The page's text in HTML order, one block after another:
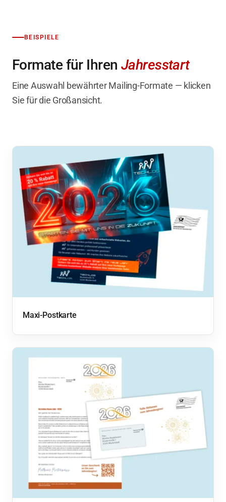
BEISPIELE
Formate für Ihren Jahresstart
Eine Auswahl bewährter Mailing-Formate — klicken
Sie für die Großansicht.
Maxi-Postkarte